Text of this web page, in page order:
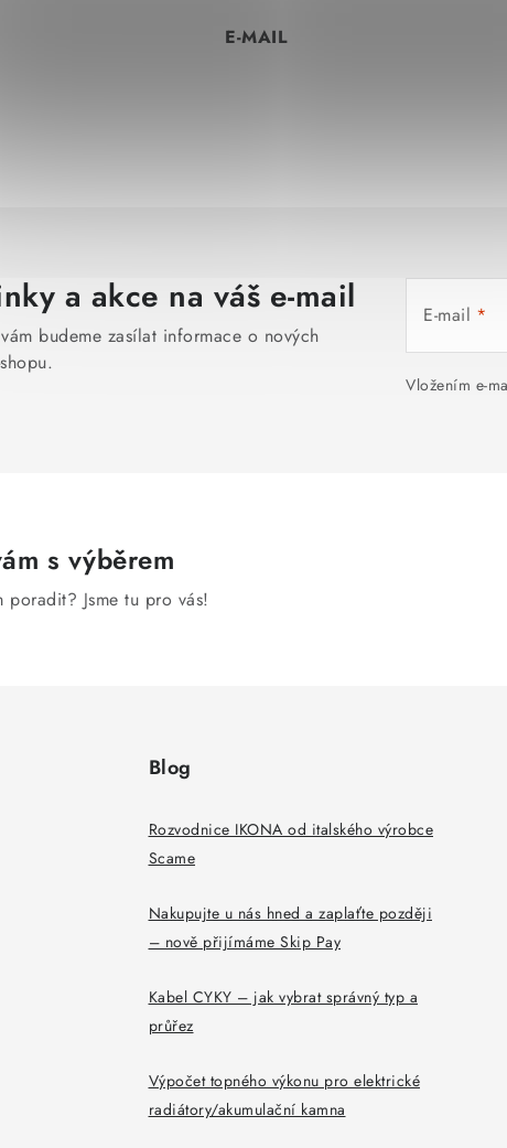
E-MAIL
a akce na váš e-mail
budeme zasílat informace o nových
E-mail
Vložením e-
s výběrem
poradit? Jsme tu pro vás!
Blog
Rozvodnice IKONA od italského výrobce
Scame
Nakupujte u nás hned a zaplaťte později
– nově přijímáme Skip Pay
Kabel CYKY – jak vybrat správný typ a
průřez
Výpočet topného výkonu pro elektrické
radiátory/akumulační kamna